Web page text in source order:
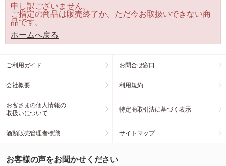
申し訳ございません。
ご指定の商品は販売終了か、ただ今お取扱いできない商
品です。
ホームへ戻る
ご利用ガイド お問合せ窓口
会社概要 利用規約
お客さまの個人情報の
取扱いについて
特定商取引法に基づく表示
酒類販売管理者標識 サイトマップ
お客様の声をお聞かせください